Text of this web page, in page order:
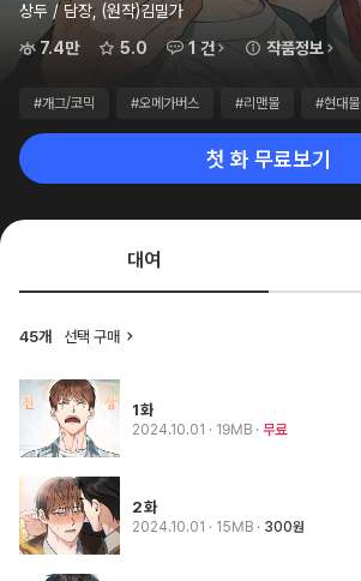
상두 / 담장, (원작)김밀가
7.4만
5.0 1 건 작품정보
#개그/코믹 #오메가버스 #리맨물 #현대물
첫 화 무료보기
대여
45개 선택 구매
1화
2024.10.01 · 19MB 무료
2화
2024.10.01 · 15MB 300원